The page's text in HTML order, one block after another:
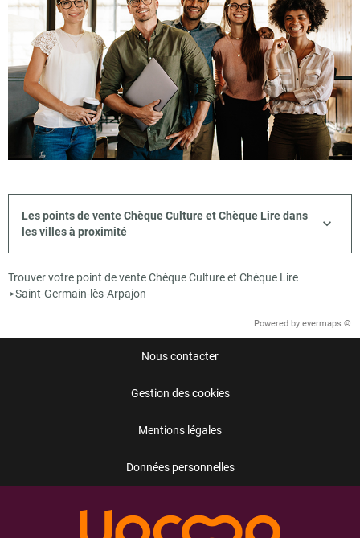
Les points de vente Chèque Culture et Chèque Lire dans
les villes à proximité
Trouver votre point de vente Chèque Culture et Chèque Lire
>Saint-Germain-lès-Arpajon
Powered by evermaps ©
Nous contacter
Gestion des cookies
Mentions légales
Données personnelles